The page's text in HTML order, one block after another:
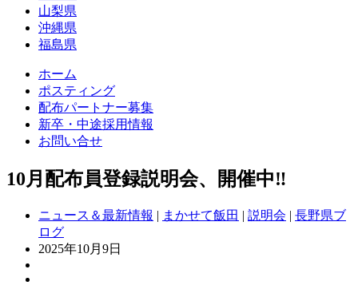
山梨県
沖縄県
福島県
ホーム
ポスティング
配布パートナー募集
新卒・中途採用情報
お問い合せ
10月配布員登録説明会、開催中‼
ニュース＆最新情報 | まかせて飯田 | 説明会 | 長野県ブ
ログ
2025年10月9日